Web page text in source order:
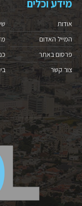
מידע וכלים
אודות
המייל האדום
פרסום באתר
צור קשר